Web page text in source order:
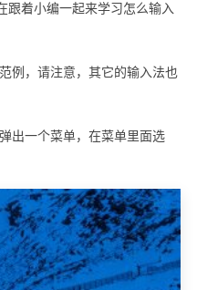
跟着小编一起来学习怎么输入
例，请注意，其它的输入法也
出一个菜单，在菜单里面选